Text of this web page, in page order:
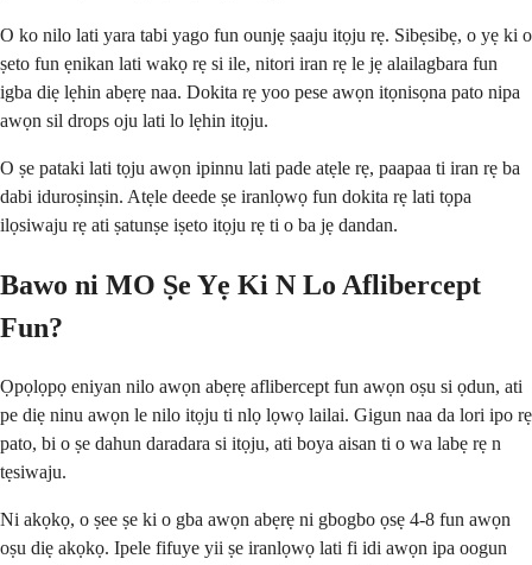
O ko nilo lati yara tabi yago fun ounjẹ ṣaaju itọju rẹ. Sibẹsibẹ, o yẹ ki o
ṣeto fun ẹnikan lati wakọ rẹ si ile, nitori iran rẹ le jẹ alailagbara fun
igba diẹ lẹhin abẹrẹ naa. Dokita rẹ yoo pese awọn itọnisọna pato nipa
awọn sil drops oju lati lo lẹhin itọju.
O ṣe pataki lati tọju awọn ipinnu lati pade atẹle rẹ, paapaa ti iran rẹ ba
dabi iduroṣinṣin. Atẹle deede ṣe iranlọwọ fun dokita rẹ lati tọpa
ilọsiwaju rẹ ati ṣatunṣe iṣeto itọju rẹ ti o ba jẹ dandan.
Bawo ni MO Ṣe Yẹ Ki N Lo Aflibercept
Fun?
Ọpọlọpọ eniyan nilo awọn abẹrẹ aflibercept fun awọn oṣu si ọdun, ati
pe diẹ ninu awọn le nilo itọju ti nlọ lọwọ lailai. Gigun naa da lori ipo rẹ
pato, bi o ṣe dahun daradara si itọju, ati boya aisan ti o wa labẹ rẹ n
tẹsiwaju.
Ni akọkọ, o ṣee ṣe ki o gba awọn abẹrẹ ni gbogbo ọsẹ 4-8 fun awọn
oṣu diẹ akọkọ. Ipele fifuye yii ṣe iranlọwọ lati fi idi awọn ipa oogun